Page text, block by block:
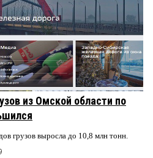
из Омской области по
грузов выросла до 10,8 млн тонн.